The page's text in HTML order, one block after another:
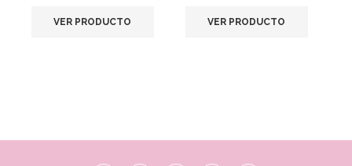
VER PRODUCTO VER PRODUCTO